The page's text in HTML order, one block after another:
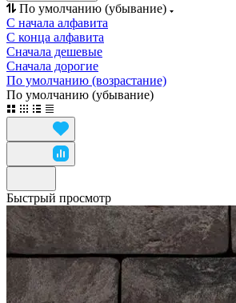
По умолчанию (убывание)
С начала алфавита
С конца алфавита
Сначала дешевые
Сначала дорогие
По умолчанию (возрастание)
По умолчанию (убывание)
Быстрый просмотр